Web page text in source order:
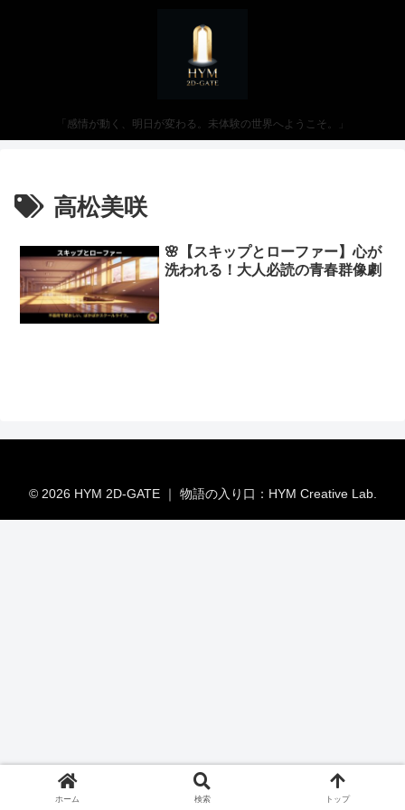
「感情が動く、明日が変わる。未体験の世界へようこそ。」
高松美咲
🌸【スキップとローファー】心が
洗われる！大人必読の青春群像劇
© 2026 HYM 2D-GATE ｜ 物語の入り口：HYM Creative Lab.
ホーム 検索 トップ